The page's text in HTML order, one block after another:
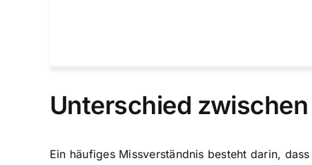
Unterschied
Ein häufiges Missverständnis besteht darin,